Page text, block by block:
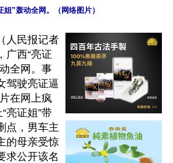
姐”轰动全网。（网络图片）
人民报记者
广西“亮证
全网。事
驾驶亮证逼
在网上疯
亮证姐”带
点，男车主
的母亲受惊
求公开该名